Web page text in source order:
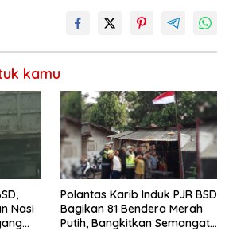
kamu
Nasi
Polantas Karib Induk PJR BSD
Bagikan 81 Bendera Merah
Putih, Bangkitkan Semangat